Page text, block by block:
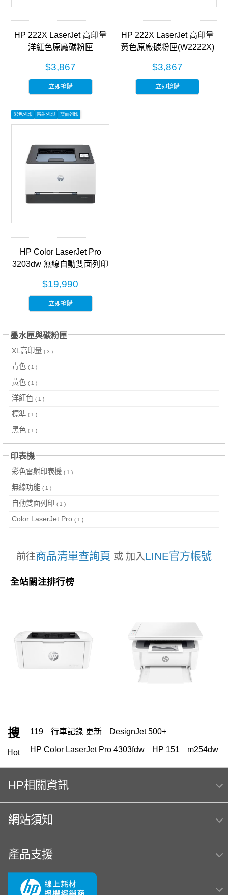
HP 222X LaserJet 高印量
洋紅色原廠碳粉匣
$3,867
立即搶購
HP 222X LaserJet 高印量
黃色原廠碳粉匣(W2222X)
$3,867
立即搶購
彩色列印 雷射列印 雙面列印
HP Color LaserJet Pro
3203dw 無線自動雙面列印
$19,990
立即搶購
墨水匣與碳粉匣
XL高印量 ( 3 )
青色 ( 1 )
黃色 ( 1 )
洋紅色 ( 1 )
標準 ( 1 )
黑色 ( 1 )
印表機
彩色雷射印表機 ( 1 )
無線功能 ( 1 )
自動雙面列印 ( 1 )
Color LaserJet Pro ( 1 )
前往商品清單查詢頁 或 加入LINE官方帳號
全站關注排行榜
搜
Hot
119 行車記錄 更新 DesignJet 500+
HP Color LaserJet Pro 4303fdw HP 151 m254dw
HP Color Laser jet M856dn A3彩色雷射印表機
MFP E47528f Hp564
hp Color LaserJet Pro MFP M283fdw 無線雙面觸控彩
OmniBook Ultra Flip 14
4303fdw 碳粉
HP相關資訊
網站須知
產品支援